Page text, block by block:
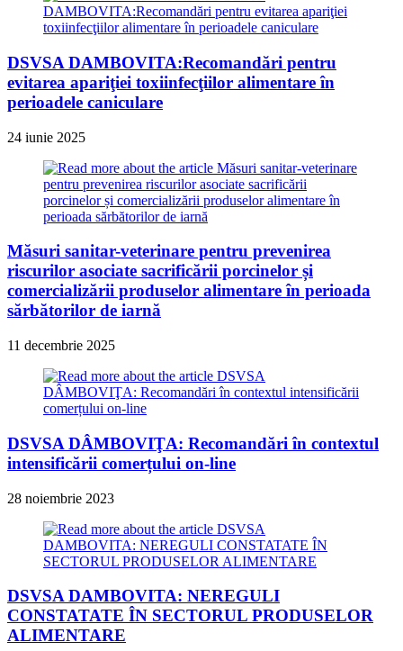
DSVSA DAMBOVITA:Recomandări pentru
evitarea apariţiei toxiinfecţiilor alimentare în
perioadele caniculare
24 iunie 2025
Măsuri sanitar-veterinare pentru prevenirea
riscurilor asociate sacrificării porcinelor și
comercializării produselor alimentare în perioada
sărbătorilor de iarnă
11 decembrie 2025
DSVSA DÂMBOVIŢA: Recomandări în contextul
intensificării comerțului on-line
28 noiembrie 2023
DSVSA DAMBOVITA: NEREGULI
CONSTATATE ÎN SECTORUL PRODUSELOR
ALIMENTARE